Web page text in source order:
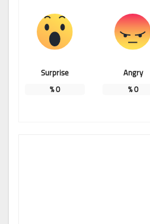
Angry
0
%
Surprise
0
%